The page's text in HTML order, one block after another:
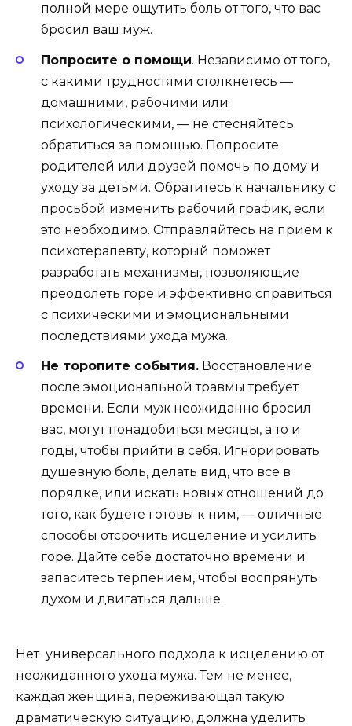
полной мере ощутить боль от того, что вас
бросил ваш муж.
Попросите о помощи. Независимо от того,
с какими трудностями столкнетесь —
домашними, рабочими или
психологическими, — не стесняйтесь
обратиться за помощью. Попросите
родителей или друзей помочь по дому и
уходу за детьми. Обратитесь к начальнику с
просьбой изменить рабочий график, если
это необходимо. Отправляйтесь на прием к
психотерапевту, который поможет
разработать механизмы, позволяющие
преодолеть горе и эффективно справиться
с психическими и эмоциональными
последствиями ухода мужа.
Не торопите события. Восстановление
после эмоциональной травмы требует
времени. Если муж неожиданно бросил
вас, могут понадобиться месяцы, а то и
годы, чтобы прийти в себя. Игнорировать
душевную боль, делать вид, что все в
порядке, или искать новых отношений до
того, как будете готовы к ним, — отличные
способы отсрочить исцеление и усилить
горе. Дайте себе достаточно времени и
запаситесь терпением, чтобы воспрянуть
духом и двигаться дальше.
Нет универсального подхода к исцелению от
неожиданного ухода мужа. Тем не менее,
каждая женщина, переживающая такую
драматическую ситуацию, должна уделить